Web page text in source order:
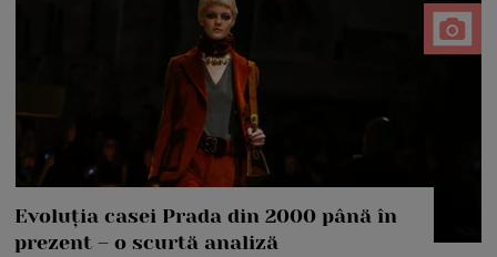
Evoluția casei Prada din 2000 până în
prezent – o scurtă analiză